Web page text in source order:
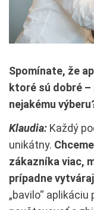
Spomínate, že
ktoré sú dobré
nejakému
Klaudia: Každý
unikátny.
zákazníka viac,
prípadne
„bavilo“